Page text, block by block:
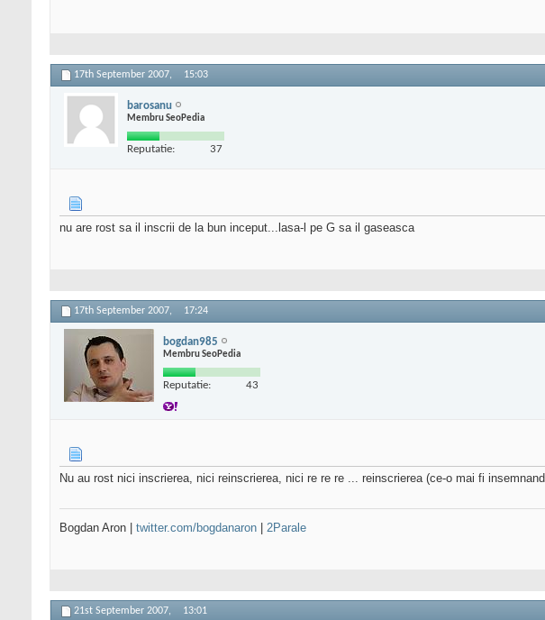
17th September 2007, 15:03
barosanu
Membru SeoPedia
Reputatie: 37
nu are rost sa il inscrii de la bun inceput...lasa-l pe G sa il gaseasca
17th September 2007, 17:24
bogdan985
Membru SeoPedia
Reputatie: 43
Nu au rost nici inscrierea, nici reinscrierea, nici re re re ... reinscrierea (ce-o mai fi
Bogdan Aron | twitter.com/bogdanaron 2Parale
21st September 2007, 13:01